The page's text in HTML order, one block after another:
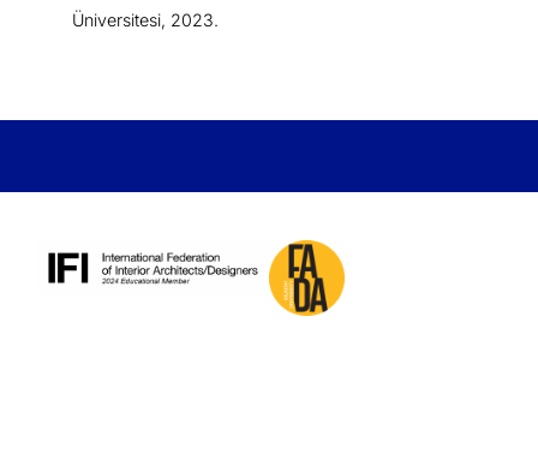
Üniversitesi, 2023.